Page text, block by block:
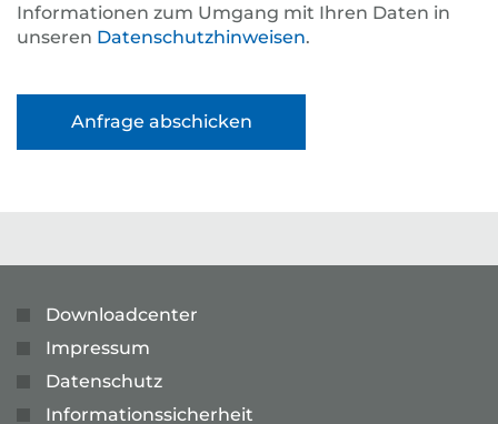
Informationen zum Umgang mit Ihren Daten in
unseren Datenschutzhinweisen.
Downloadcenter
Impressum
Datenschutz
Informationssicherheit